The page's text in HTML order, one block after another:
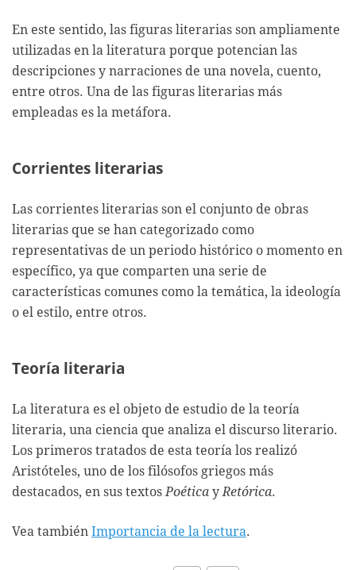
En este sentido, las figuras literarias son ampliamente
utilizadas en la literatura porque potencian las
descripciones y narraciones de una novela, cuento,
entre otros. Una de las figuras literarias más
empleadas es la metáfora.
Corrientes literarias
Las corrientes literarias son el conjunto de obras
literarias que se han categorizado como
representativas de un periodo histórico o momento en
específico, ya que comparten una serie de
características comunes como la temática, la ideología
o el estilo, entre otros.
Teoría literaria
La literatura es el objeto de estudio de la teoría
literaria, una ciencia que analiza el discurso literario.
Los primeros tratados de esta teoría los realizó
Aristóteles, uno de los filósofos griegos más
destacados, en sus textosPoética yRetórica.
Vea también Importancia de la lectura.